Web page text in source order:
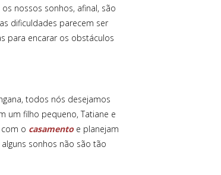
nossos sonhos, afinal, são
dificuldades parecem ser
para encarar os obstáculos
todos nós desejamos
um filho pequeno, Tatiane e
o casamentoe planejam
sonhos não são tão